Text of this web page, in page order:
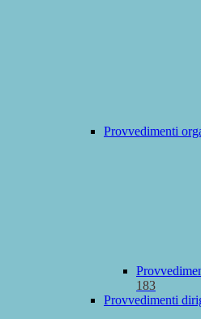
Provvedimenti
183
Provvedimenti